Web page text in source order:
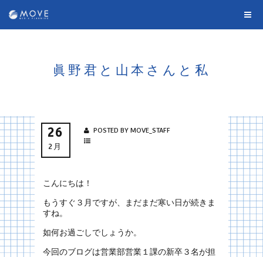
眞野君と山本さんと私
26
2月
POSTED BY MOVE_STAFF
こんにちは！
もうすぐ３月ですが、まだまだ寒い日が続きま
すね。
如何お過ごしでしょうか。
今回のブログは営業部営業１課の新卒３名が担